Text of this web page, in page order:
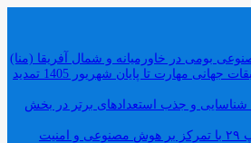
بومی در خاورمیانه و شمال آفریقا (منا)
مهلت ثبت‌نام در مسابقات جهانی مهارت تا پایان شهریور 1405 تمدید
شناسایی و جذب استعدادهای برتر در بخش
رونمایی پوستر الکامپ ۲۹ با تمرکز بر هوش مصنوعی و امنیت